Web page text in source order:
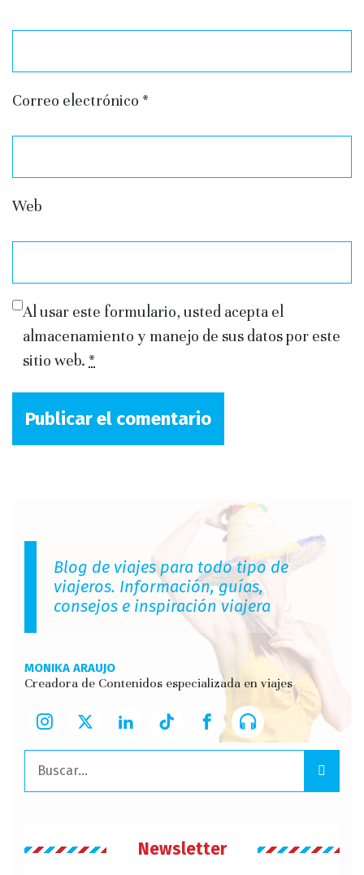
Correo electrónico *
Web
Al usar este formulario, usted acepta el
almacenamiento y manejo de sus datos por este
sitio web. *
Blog de viajes para todo tipo de
viajeros. Información, guías,
consejos e inspiración viajera
MONIKA ARAUJO
Creadora de Contenidos especializada en viajes
Buscar:
Newsletter